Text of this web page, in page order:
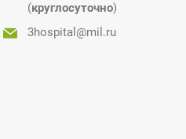
(круглосуточно)
3hospital@mil.ru